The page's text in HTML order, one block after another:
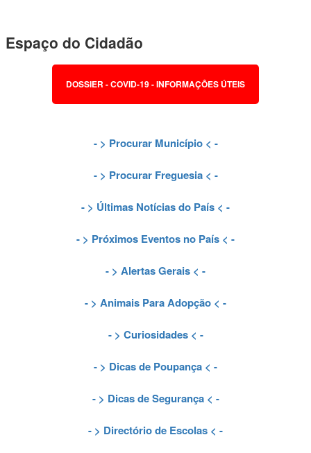
Espaço do Cidadão
DOSSIER - COVID-19 - INFORMAÇÕES ÚTEIS
- > Procurar Município< -
- > Procurar Freguesia< -
- > Últimas Notícias do País < -
- > Próximos Eventos no País < -
- > Alertas Gerais < -
- > Animais Para Adopção < -
- > Curiosidades< -
- > Dicas de Poupança < -
- > Dicas de Segurança< -
- > Directório de Escolas < -